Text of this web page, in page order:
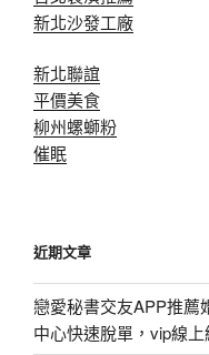
新北沙發工廠
新北聯誼
平價美食
柳州螺螄粉
催眠
近期文章
戀愛秘書交友APP推薦
中心快速脫單，vip線